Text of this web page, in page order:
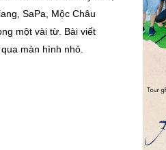
SaPa, Mộc Châu
một vài từ. Bài viết
màn hình nhỏ.